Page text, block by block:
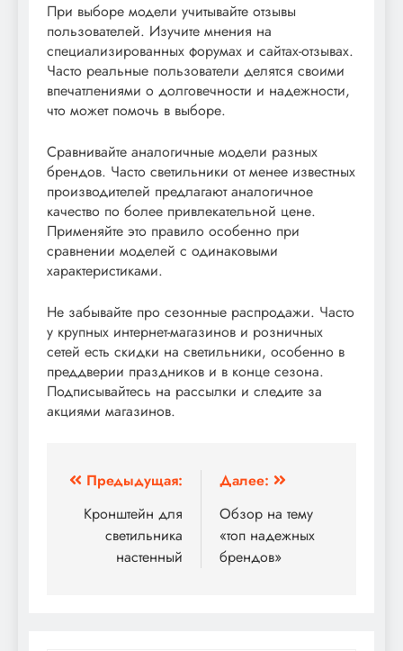
При выборе модели учитывайте отзывы
пользователей. Изучите мнения на
специализированных форумах и сайтах-отзывах.
Часто реальные пользователи делятся своими
впечатлениями о долговечности и надежности,
что может помочь в выборе.
Сравнивайте аналогичные модели разных
брендов. Часто светильники от менее известных
производителей предлагают аналогичное
качество по более привлекательной цене.
Применяйте это правило особенно при
сравнении моделей с одинаковыми
характеристиками.
Не забывайте про сезонные распродажи. Часто
у крупных интернет-магазинов и розничных
сетей есть скидки на светильники, особенно в
преддверии праздников и в конце сезона.
Подписывайтесь на рассылки и следите за
акциями магазинов.
Навигация
по
записям
Предыдущая:
Кронштейн для
светильника
настенный
Далее:
Обзор на тему
«топ надежных
брендов»